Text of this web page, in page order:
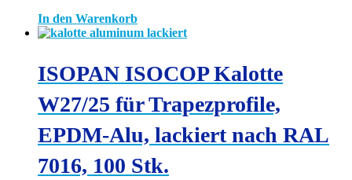
In den Warenkorb
ISOPAN ISOCOP Kalotte
W27/25 für Trapezprofile,
EPDM-Alu, lackiert nach RAL
7016, 100 Stk.